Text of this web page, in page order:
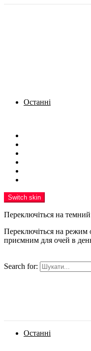
Останні
Switch skin
Переключіться на
Переключіться на режим
приємним для очей в
Search for:
Останні